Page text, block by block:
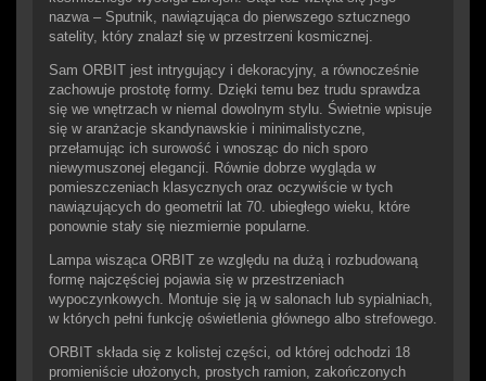
nazwa – Sputnik, nawiązująca do pierwszego sztucznego
satelity, który znalazł się w przestrzeni kosmicznej.
Sam ORBIT jest intrygujący i dekoracyjny, a równocześnie
zachowuje prostotę formy. Dzięki temu bez trudu sprawdza
się we wnętrzach w niemal dowolnym stylu. Świetnie wpisuje
się w aranżacje skandynawskie i minimalistyczne,
przełamując ich surowość i wnosząc do nich sporo
niewymuszonej elegancji. Równie dobrze wygląda w
pomieszczeniach klasycznych oraz oczywiście w tych
nawiązujących do geometrii lat 70. ubiegłego wieku, które
ponownie stały się niezmiernie popularne.
Lampa wisząca ORBIT ze względu na dużą i rozbudowaną
formę najczęściej pojawia się w przestrzeniach
wypoczynkowych. Montuje się ją w salonach lub sypialniach,
w których pełni funkcję oświetlenia głównego albo strefowego.
ORBIT składa się z kolistej części, od której odchodzi 18
promieniście ułożonych, prostych ramion, zakończonych